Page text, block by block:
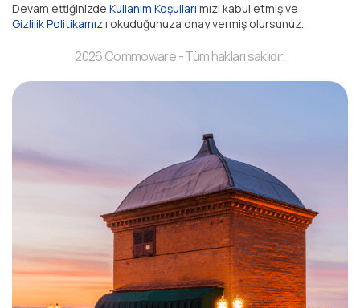
Devam ettiğinizde Kullanım Koşulları’mızı kabul etmiş ve
Gizlilik Politikamız’ı okuduğunuza onay vermiş olursunuz.
2026 Commoware - Tüm hakları saklıdır.